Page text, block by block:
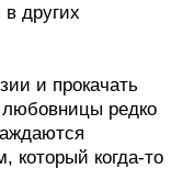
других
и прокачать
любовницы редко
когда-то